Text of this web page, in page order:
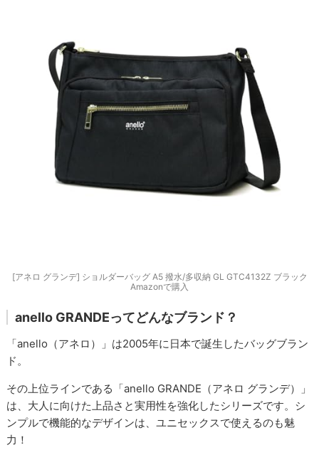
[アネロ グランデ] ショルダーバッグ A5 撥水/多収納 GL GTC4132Z ブラック
Amazonで購入
anello GRANDEってどんなブランド？
「anello（アネロ）」は2005年に日本で誕生したバッグブラン
ド。
その上位ラインである「anello GRANDE（アネロ グランデ）」
は、大人に向けた上品さと実用性を強化したシリーズです。シ
ンプルで機能的なデザインは、ユニセックスで使えるのも魅
力！